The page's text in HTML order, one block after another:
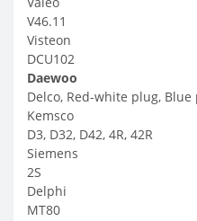
V46.11
Visteon
DCU102
Daewoo
Delco, Red-white plug, Blue
Kemsco
D3, D32, D42, 4R, 42R
Siemens
2S
Delphi
MT80